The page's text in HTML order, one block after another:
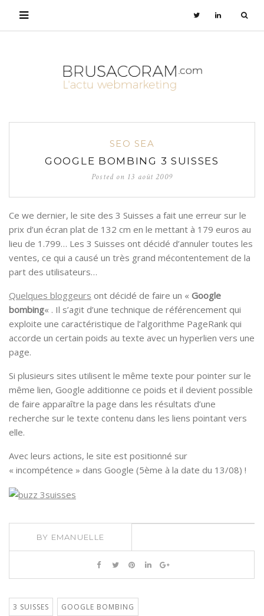
SEO SEA
GOOGLE BOMBING 3 SUISSES
Posted on 13 août 2009
Ce we dernier, le site des 3 Suisses a fait une erreur sur le
prix d’un écran plat de 132 cm en le mettant à 179 euros au
lieu de 1.799… Les 3 Suisses ont décidé d’annuler toutes les
ventes, ce qui a causé un très grand mécontentement de la
part des utilisateurs…
Quelques bloggeurs ont décidé de faire un « Google
bombing« . Il s’agit d’une technique de référencement qui
exploite une caractéristique de l’algorithme PageRank qui
accorde un certain poids au texte avec un hyperlien vers une
page.
Si plusieurs sites utilisent le même texte pour pointer sur le
même lien, Google additionne ce poids et il devient possible
de faire apparaître la page dans les résultats d’une
recherche sur le texte contenu dans les liens pointant vers
elle.
Avec leurs actions, le site est positionné sur
« incompétence » dans Google (5ème à la date du 13/08) !
BY EMANUELLE
3 SUISSES GOOGLE BOMBING